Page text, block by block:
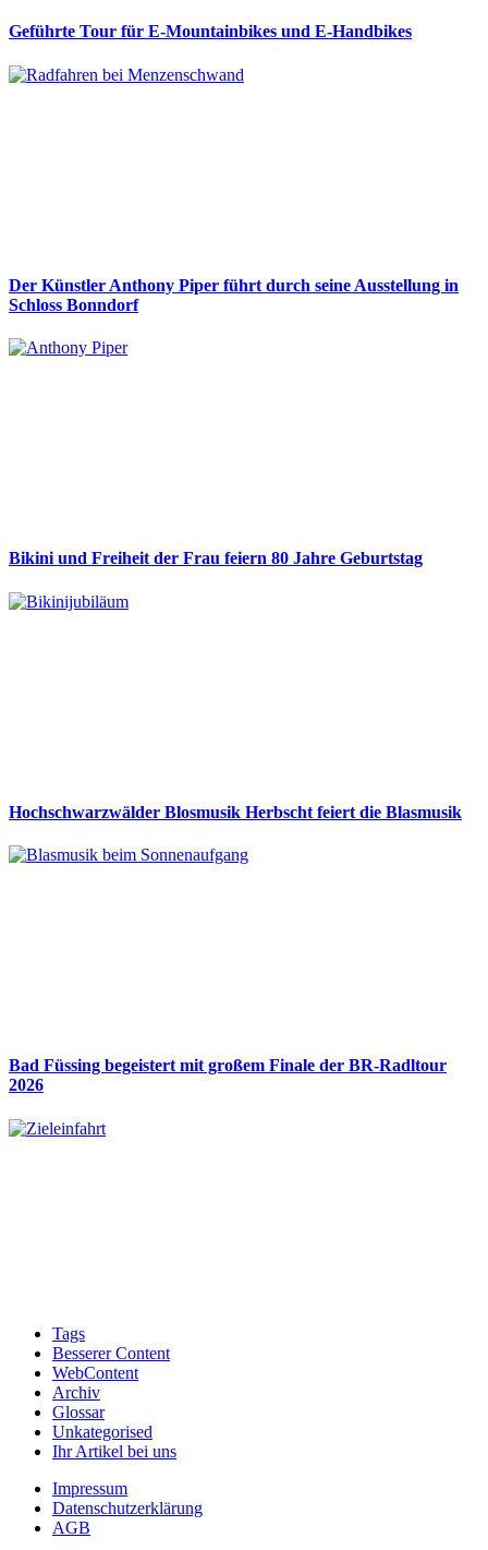
Geführte Tour für E-Mountainbikes und E-Handbikes
Der Künstler Anthony Piper führt durch seine Ausstellung in
Schloss Bonndorf
Bikini und Freiheit der Frau feiern 80 Jahre Geburtstag
Hochschwarzwälder Blosmusik Herbscht feiert die Blasmusik
Bad Füssing begeistert mit großem Finale der BR-Radltour
2026
Tags
Besserer Content
WebContent
Archiv
Glossar
Unkategorised
Ihr Artikel bei uns
Impressum
Datenschutzerklärung
AGB